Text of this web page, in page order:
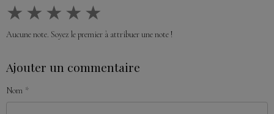
★ ★ ★ ★ ★
Aucune note. Soyez le premier à attribuer une note !
Ajouter un commentaire
Nom